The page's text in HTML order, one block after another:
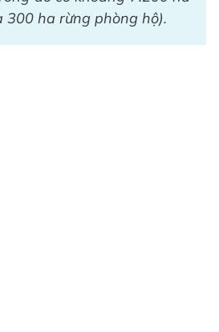
300 ha rừng phòng hộ).